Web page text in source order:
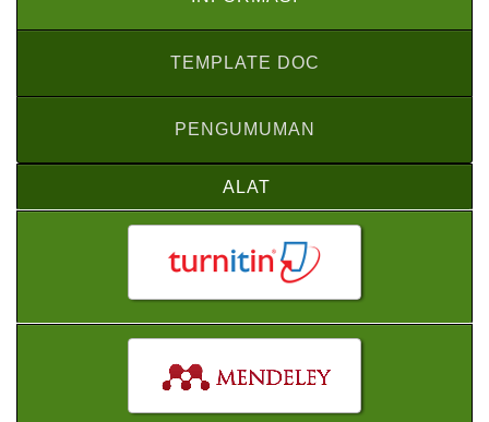
TEMPLATE DOC
PENGUMUMAN
ALAT